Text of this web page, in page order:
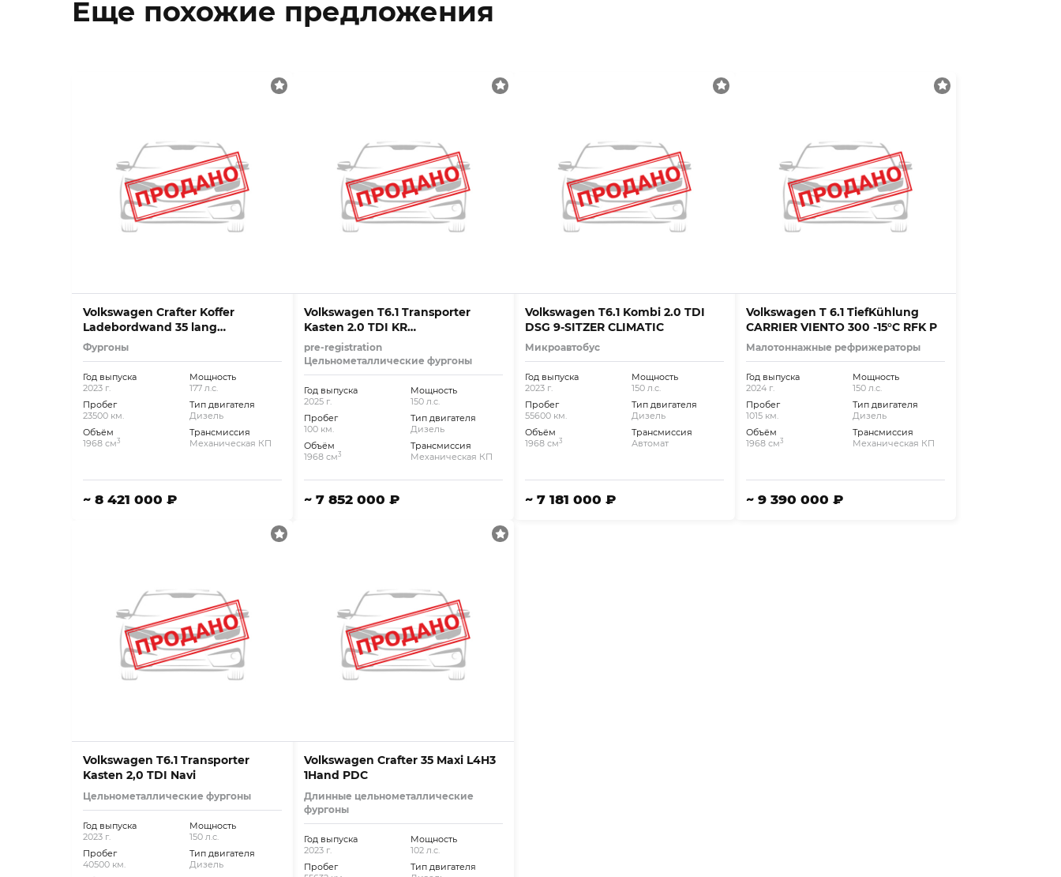
Еще похожие предложения
Volkswagen Crafter Koffer
Ladebordwand 35 lang
Standheizung
Фургоны
Год выпуска
2023 г.
Пробег
23500 км.
Объём
1968 см3
Мощность
177 л.с.
Тип двигателя
Дизель
Трансмиссия
Механическая КП
~ 8 421 000 ₽
Volkswagen T6.1 Transporter
Kasten 2.0 TDI KR
*TEMPOMAT*KAM
pre-registration
Цельнометаллические фургоны
Год выпуска
2025 г.
Пробег
100 км.
Объём
1968 см3
Мощность
150 л.с.
Тип двигателя
Дизель
Трансмиссия
Механическая КП
~ 7 852 000 ₽
Volkswagen T6.1 Kombi 2.0 TDI
DSG 9-SITZER CLIMATIC
Микроавтобус
Год выпуска
2023 г.
Пробег
55600 км.
Объём
1968 см3
Мощность
150 л.с.
Тип двигателя
Дизель
Трансмиссия
Автомат
~ 7 181 000 ₽
Volkswagen T 6.1 TiefKühlung
CARRIER VIENTO 300 -15°C RFK P
Малотоннажные рефрижераторы
Год выпуска
2024 г.
Пробег
1015 км.
Объём
1968 см3
Мощность
150 л.с.
Тип двигателя
Дизель
Трансмиссия
Механическая КП
~ 9 390 000 ₽
Volkswagen T6.1 Transporter
Kasten 2,0 TDI Navi
Цельнометаллические фургоны
Год выпуска
2023 г.
Пробег
40500 км.
Мощность
150 л.с.
Тип двигателя
Дизель
Volkswagen Crafter 35 Maxi L4H3
1Hand PDC
Длинные цельнометаллические
фургоны
Год выпуска
2023 г.
Пробег
Мощность
102 л.с.
Тип двигателя